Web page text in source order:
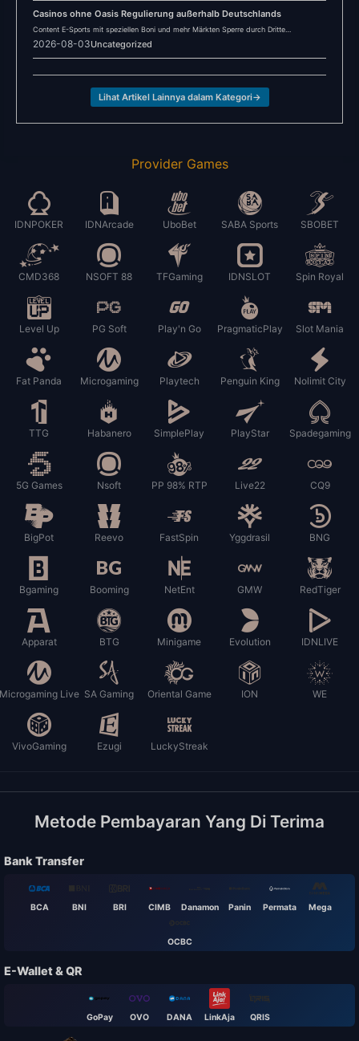
Casinos ohne Oasis Regulierung außerhalb Deutschlands
Content E-Sports mit speziellen Boni und mehr Märkten Sperre durch Dritte
2026-08-03Uncategorized
Lihat Artikel Lainnya dalam Kategori→
Provider Games
IDNPOKER IDNArcade UboBet SABA Sports SBOBET
CMD368 NSOFT 88 TFGaming IDNSLOT Spin Royal
Level Up PG Soft Play'n Go PragmaticPlay Slot Mania
Fat Panda Microgaming Playtech Penguin King Nolimit City
TTG Habanero SimplePlay PlayStar Spadegaming
5G Games Nsoft PP 98% RTP Live22 CQ9
BigPot Reevo FastSpin Yggdrasil BNG
Bgaming Booming NetEnt GMW RedTiger
Apparat BTG Minigame Evolution IDNLIVE
Live SA Gaming Oriental Game ION WE
VivoGaming Ezugi LuckyStreak
Metode Pembayaran Yang Di Terima
Bank Transfer
BCA BNI BRI CIMB Danamon Panin Permata Mega
OCBC
E-Wallet & QR
GoPay OVO DANA LinkAja QRIS